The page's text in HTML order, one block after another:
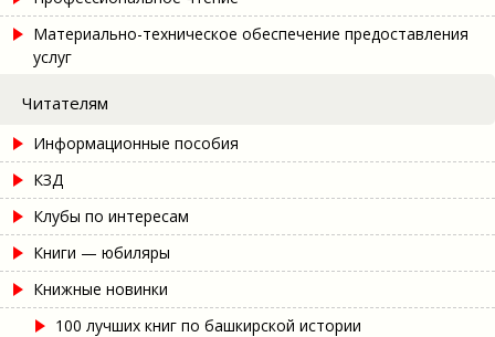
Материально-техническое обеспечение предоставления
услуг
Читателям
Информационные пособия
КЗД
Клубы по интересам
Книги — юбиляры
Книжные новинки
100 лучших книг по башкирской истории